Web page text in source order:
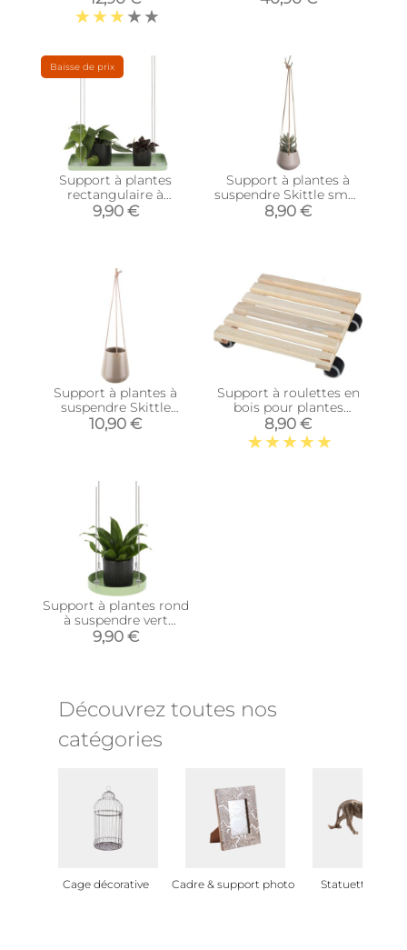
Baisse de prix
Support à plantes
rectangulaire à
suspendre vert
(Longueur de 38 cm)
9,90 €
Support à plantes à
suspendre Skittle small
(Rose)
8,90 €
Support à plantes à
suspendre Skittle
medium (Gris)
10,90 €
Support à roulettes en
bois pour plantes
d'intérieur (Carré -
Naturel)
8,90 €
Support à plantes rond
à suspendre vert
(Diamètre de 14 cm)
9,90 €
Découvrez toutes nos
catégories
Cage décorative Cadre & support photo Statuette déco